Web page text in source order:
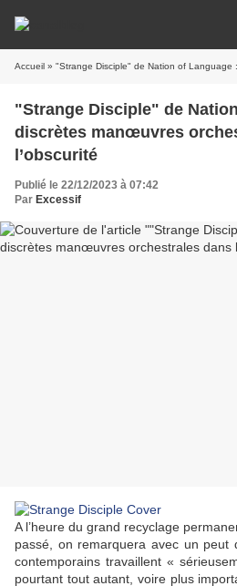
Accueil » "Strange Disciple" de Nation of Language :
"Strange Disciple" de
discrètes manœuvres
l’obscurité
Publié le 22/12/2023 à 07:42
Par Excessif
A l’heure du grand recyclage
passé, on remarquera avec un peut
contemporains travaillent «
pourtant tout autant, voire plus